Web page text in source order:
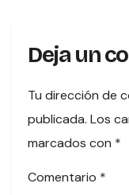
Deja un
Tu dirección de
publicada. Los
marcados con *
Comentario *